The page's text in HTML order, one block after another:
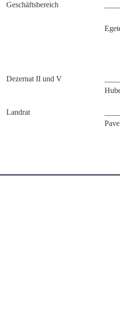
Geschäftsbereich
Dezernat II und V
Landrat